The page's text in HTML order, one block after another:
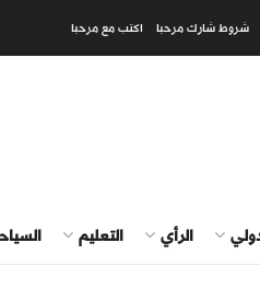
شروط شارك مرحبا اكتب مع مرحبا
الرأي التعليم